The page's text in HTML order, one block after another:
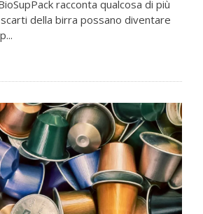
racconta qualcosa di più
della birra possano diventare